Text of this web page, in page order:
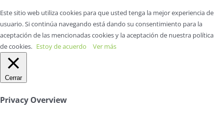
Este sitio web utiliza cookies para que usted tenga la mejor experiencia de
usuario. Si continúa navegando está dando su consentimiento para la
aceptación de las mencionadas cookies y la aceptación de nuestra política
de cookies. Estoy de acuerdo Ver más
Cerrar
Privacy Overview